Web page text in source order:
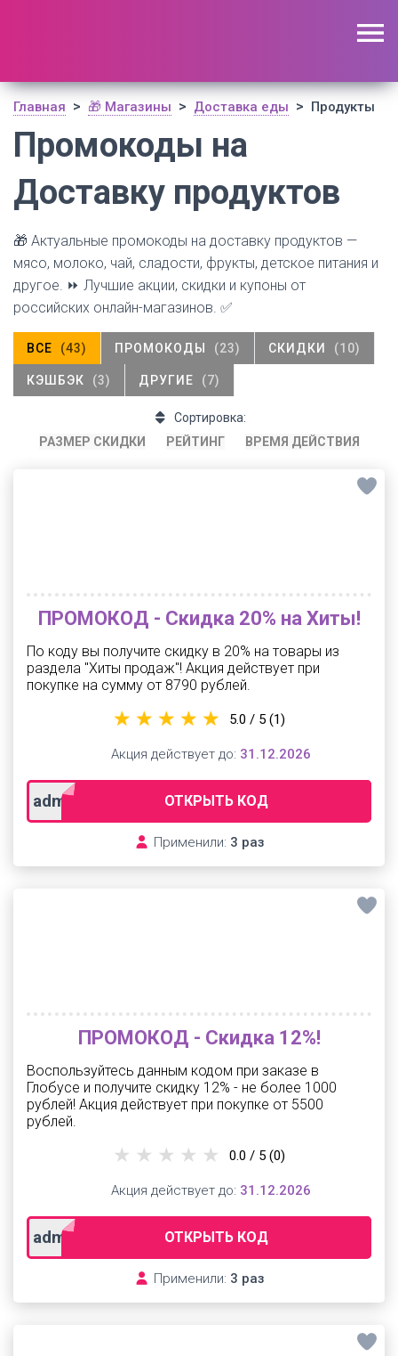
Главная > 🎁 Магазины > Доставка еды > Продукты
Промокоды на
Доставку продуктов
🎁 Актуальные промокоды на доставку продуктов —
мясо, молоко, чай, сладости, фрукты, детское питания и
другое. ⏩ Лучшие акции, скидки и купоны от
российских онлайн-магазинов. ✅
ВСЕ (43) ПРОМОКОДЫ (23) СКИДКИ (10)
КЭШБЭК (3) ДРУГИЕ (7)
Сортировка:
РАЗМЕР СКИДКИ
РЕЙТИНГ ВРЕМЯ ДЕЙСТВИЯ
ПРОМОКОД - Скидка 20% на Хиты!
По коду вы получите скидку в 20% на товары из
раздела "Хиты продаж"! Акция действует при
покупке на сумму от 8790 рублей.
adm9p55 ОТКРЫТЬ КОД
Применили: 3 раз
5.0 / 5 (1)
Акция действует до: 31.12.2026
ПРОМОКОД - Скидка 12%!
Воспользуйтесь данным кодом при заказе в
Глобусе и получите скидку 12% - не более 1000
рублей! Акция действует при покупке от 5500
рублей.
adm63hq ОТКРЫТЬ КОД
Применили: 3 раз
0.0 / 5 (0)
Акция действует до: 31.12.2026